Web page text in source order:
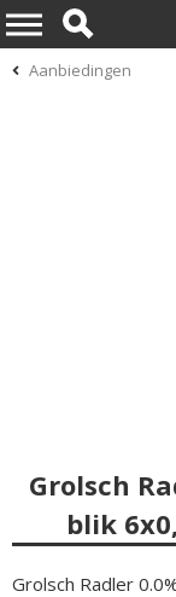
Aanbiedingen
Grolsch
blik
Grolsch Radler